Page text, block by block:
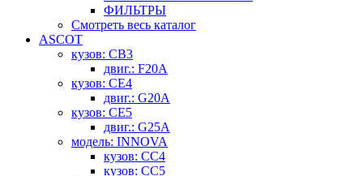
ФИЛЬТРЫ
Смотреть весь каталог
ASCOT
кузов: CB3
двиг.: F20A
кузов: CE4
двиг.: G20A
кузов: CE5
двиг.: G25A
модель: INNOVA
кузов: CC4
кузов: CC5